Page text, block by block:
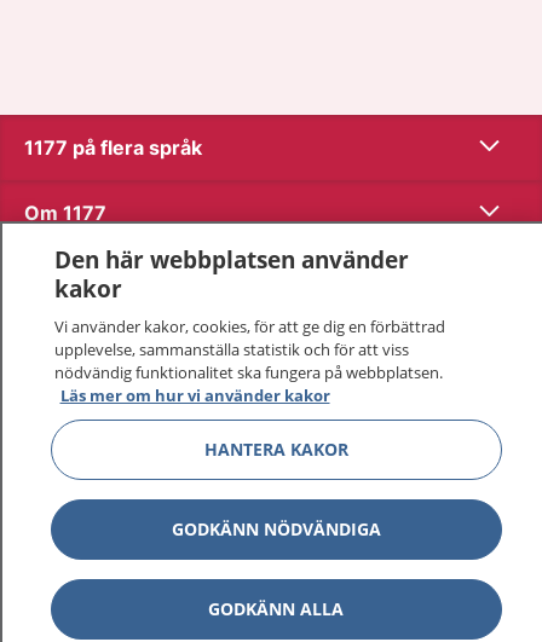
1177 på flera språk Visa
Om 1177 Visa
Kontakt
Behandling av personuppgifter
Hantering av kakor
Inställningar för kakor
1177 – en tjänst frånInera.
Den här webbplatsen använder
kakor
Vi använder kakor, cookies, för att ge dig en förbättrad
upplevelse, sammanställa statistik och för att viss
nödvändig funktionalitet ska fungera på webbplatsen.
Läs mer om hur vi använder kakor
HANTERA KAKOR
GODKÄNN NÖDVÄNDIGA
GODKÄNN ALLA